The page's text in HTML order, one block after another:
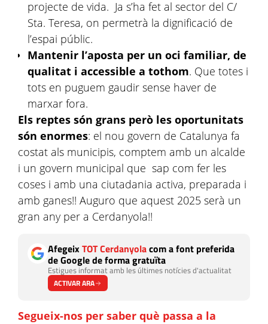
projecte de vida. Ja s’ha fet al sector del C/
Sta. Teresa, on permetrà la dignificació de
l’espai públic.
Mantenir l’aposta per un oci familiar, de
qualitat i accessible a tothom. Que totes i
tots en puguem gaudir sense haver de
marxar fora.
Els reptes són grans però les oportunitats
són enormes: el nou govern de Catalunya fa
costat als municipis, comptem amb un alcalde
i un govern municipal que sap com fer les
coses i amb una ciutadania activa, preparada i
amb ganes!! Auguro que aquest 2025 serà un
gran any per a Cerdanyola!!
AfegeixTOT Cerdanyolacom a font preferida
de Google de forma gratuïta
Estigues informat amb les últimes notícies d'actualitat
ACTIVAR ARA
Segueix-nos per saber què passa a la